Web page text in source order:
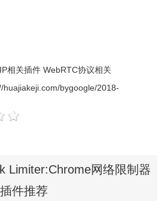
法
chrome/。
IP相关插件 WebRTC协议相关
huajiakeji.com/bygoogle/2018-
Limiter:Chrome网络限制器
件推荐